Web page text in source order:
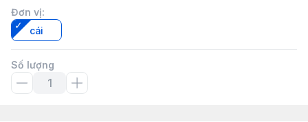
Đơn vị:
cái
Số lượng